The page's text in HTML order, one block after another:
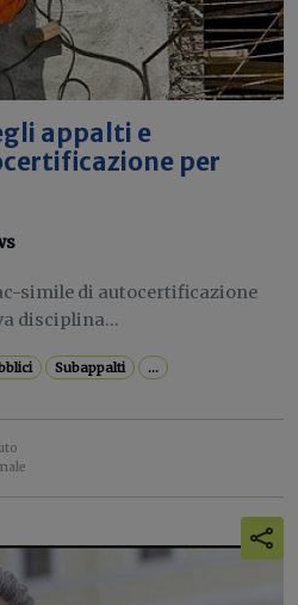
appalti e
per
simile di autocertificazione
disciplina...
Subappalti ...